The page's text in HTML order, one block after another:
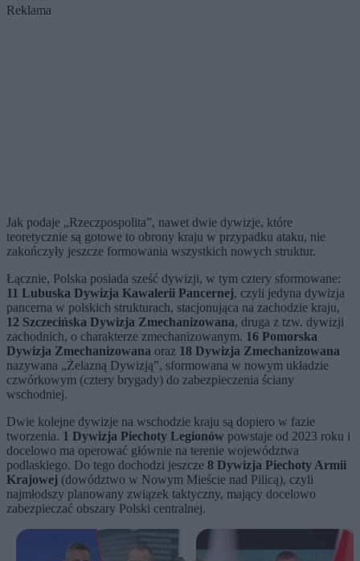
Reklama
Jak podaje „Rzeczpospolita”, nawet dwie dywizje, które
teoretycznie są gotowe to obrony kraju w przypadku ataku, nie
zakończyły jeszcze formowania wszystkich nowych struktur.
Łącznie, Polska posiada sześć dywizji, w tym cztery sformowane:
11 Lubuska Dywizja Kawalerii Pancernej, czyli jedyna dywizja
pancerna w polskich strukturach, stacjonująca na zachodzie kraju,
12 Szczecińska Dywizja Zmechanizowana, druga z tzw. dywizji
zachodnich, o charakterze zmechanizowanym. 16 Pomorska
Dywizja Zmechanizowana oraz 18 Dywizja Zmechanizowana
nazywana „Żelazną Dywizją”, sformowana w nowym układzie
czwórkowym (cztery brygady) do zabezpieczenia ściany
wschodniej.
Dwie kolejne dywizje na wschodzie kraju są dopiero w fazie
tworzenia. 1 Dywizja Piechoty Legionów powstaje od 2023 roku i
docelowo ma operować głównie na terenie województwa
podlaskiego. Do tego dochodzi jeszcze 8 Dywizja Piechoty Armii
Krajowej (dowództwo w Nowym Mieście nad Pilicą), czyli
najmłodszy planowany związek taktyczny, mający docelowo
zabezpieczać obszary Polski centralnej.